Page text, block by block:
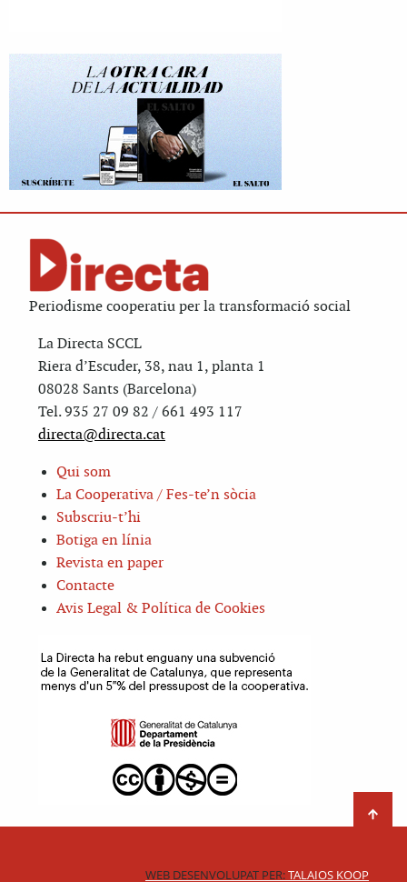
Periodisme cooperatiu per la transformació social
La Directa SCCL
Riera d’Escuder, 38, nau 1, planta 1
08028 Sants (Barcelona)
Tel. 935 27 09 82 / 661 493 117
directa@directa.cat
Qui som
La Cooperativa / Fes-te’n sòcia
Subscriu-t’hi
Botiga en línia
Revista en paper
Contacte
Avis Legal & Política de Cookies
WEB DESENVOLUPAT PER:TALAIOS KOOP